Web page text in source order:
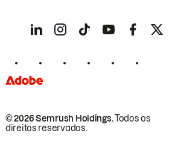
© 2026 Semrush Holdings.Todos os
direitos reservados.